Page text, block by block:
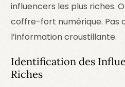
influencers les plus riches.
coffre-fort numérique. Pas
l’information croustillante.
Identification des
Riches